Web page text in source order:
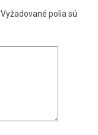
Vyžadované polia sú